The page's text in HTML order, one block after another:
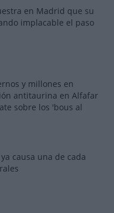
en Madrid que su
implacable el paso
y millones en
antitaurina en Alfafar
sobre los 'bous al
causa una de cada